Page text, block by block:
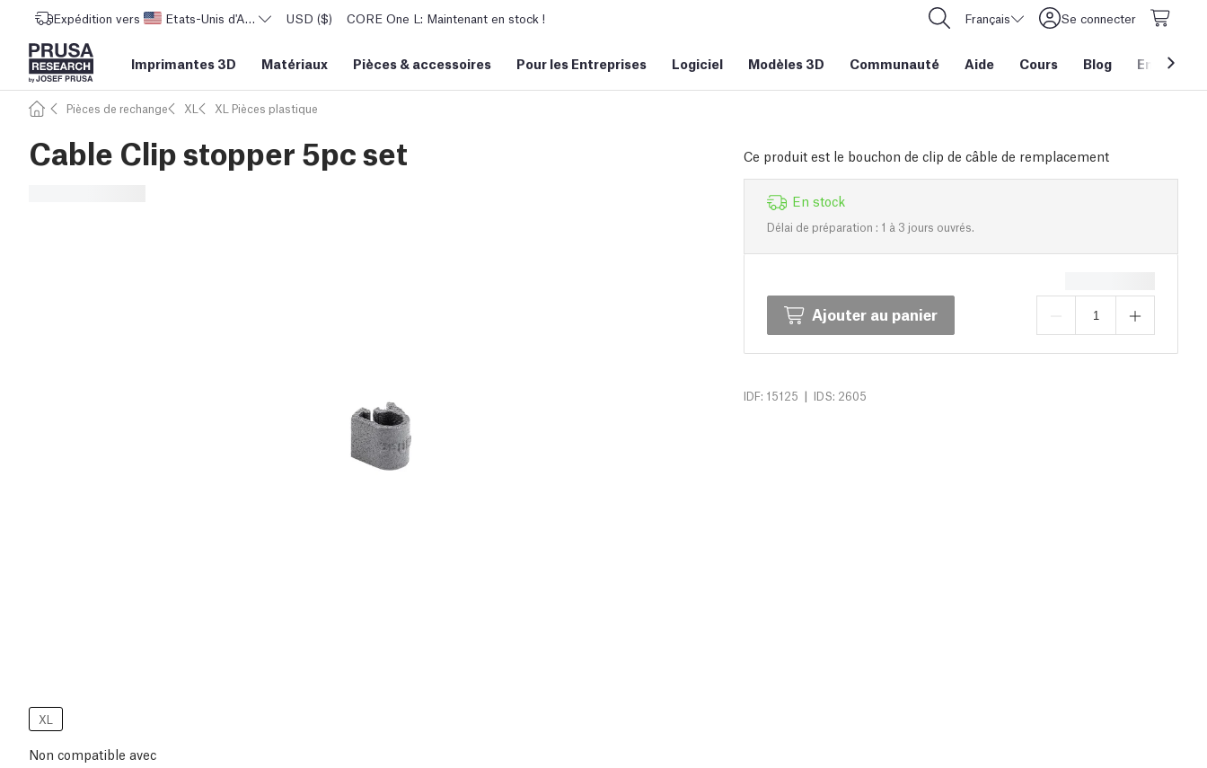
Expédition vers Etats-Unis d'AmériqueUSD ($) CORE One L: Maintenant en stock ! Français Se connecter
Imprimantes 3D Matériaux Pièces & accessoires Pour les Entreprises Logiciel Modèles 3D Communauté Aide Cours Blog Entreprise
Pièces de rechange XL XL Pièces plastique
Cable Clip stopper 5pc set Ce produit est le bouchon de clip de câble de remplacement
En stock
Délai de préparation : 1 à 3 jours ouvrés.
Ajouter au panier
IDF: 15125 | IDS: 2605
XL
Non compatible avec